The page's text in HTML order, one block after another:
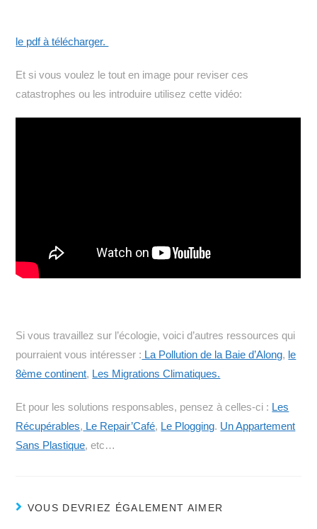
le pdf à télécharger.
Et si vous voulez le tout en image pour reviser ces
catastrophes ou les introduire utilisez cette vidéo:
Si vous travaillez sur l’écologie, voici d’autres ressources qui
pourraient vous intéresser : La Pollution de la Baie d’Along, le
8ème continent, Les Migrations Climatiques.
Et pour les solutions responsables, pensez à celles-ci : Les
Récupérables, Le Repair’Café, Le Plogging. Un Appartement
Sans Plastique, etc…
VOUS DEVRIEZ ÉGALEMENT AIMER